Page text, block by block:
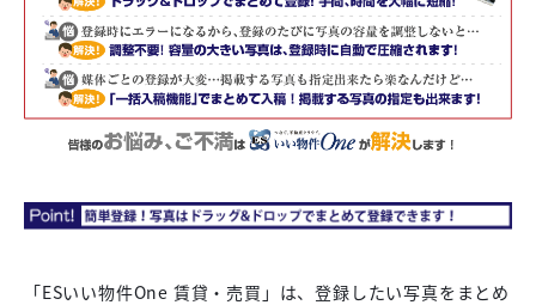
「ESいい物件One 賃貸・売買」は、登録したい写真をまとめ